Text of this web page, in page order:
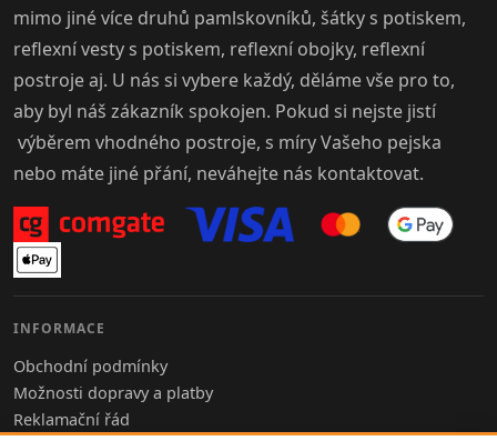
mimo jiné více druhů pamlskovníků, šátky s potiskem,
reflexní vesty s potiskem, reflexní obojky, reflexní
postroje aj. U nás si vybere každý, děláme vše pro to,
aby byl náš zákazník spokojen. Pokud si nejste jistí
výběrem vhodného postroje, s míry Vašeho pejska
nebo máte jiné přání, neváhejte nás kontaktovat.
INFORMACE
Obchodní podmínky
Možnosti dopravy a platby
Reklamační řád